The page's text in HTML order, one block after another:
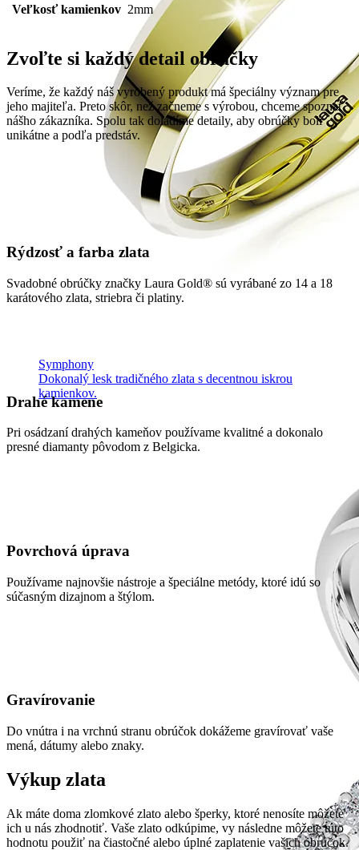
Symphony
Dokonalý lesk tradičného zlata s decentnou iskrou
kamienkov.
Veľkosť kamienkov 2mm
Zvoľte si každý detail obrúčky
Veríme, že každý náš vyrobený produkt má špeciálny význam pre
jeho majiteľa. Preto skôr, než začneme s výrobou, chceme spoznať
nášho zákazníka. Spolu tak doladíme detaily, aby obrúčky boli
unikátne a podľa predstáv.
Rýdzosť a farba zlata
Svadobné obrúčky značky Laura Gold® sú vyrábané zo 14 a 18
karátového zlata, striebra či platiny.
Drahé kamene
Pri osádzaní drahých kameňov používame kvalitné a dokonalo
presné diamanty pôvodom z Belgicka.
Povrchová úprava
Používame najnovšie nástroje a špeciálne metódy, ktoré idú so
súčasným dizajnom a štýlom.
Gravírovanie
Do vnútra i na vrchnú stranu obrúčok dokážeme gravírovať vaše
mená, dátumy alebo znaky.
Výkup zlata
Ak máte doma zlomkové zlato alebo šperky, ktoré nenosíte môžete
ich u nás zhodnotiť. Vaše zlato odkúpime, vy následne môžete túto
hodnotu použiť na čiastočné alebo úplné zaplatenie vašich obrúčok.